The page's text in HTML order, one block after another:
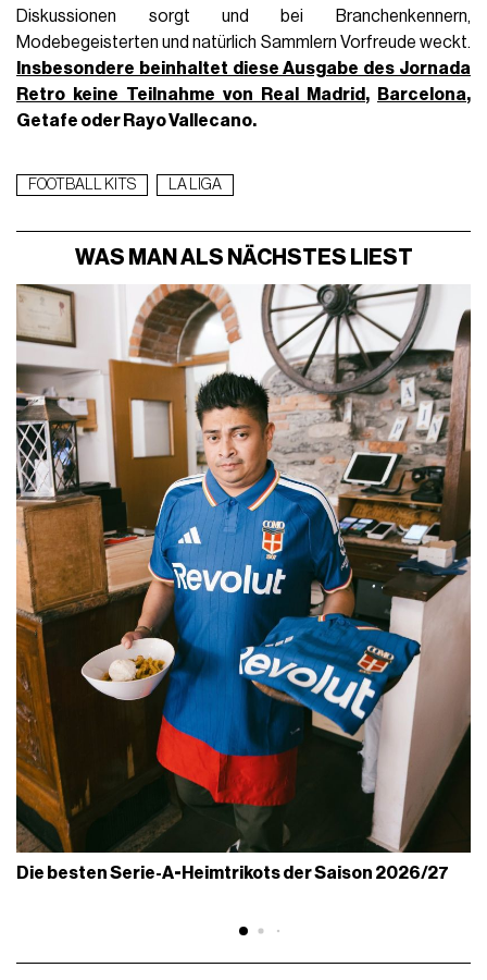
Diskussionen sorgt und bei Branchenkennern,
Modebegeisterten und natürlich Sammlern Vorfreude weckt.
Insbesondere beinhaltet diese Ausgabe des Jornada
Retro keine Teilnahme von
Real Madrid , Barcelona,
Getafe oder Rayo Vallecano.
FOOTBALL KITS LA LIGA
WAS MAN ALS NÄCHSTES LIEST
Die besten Serie-A-Heimtrikots der Saison 2026/27